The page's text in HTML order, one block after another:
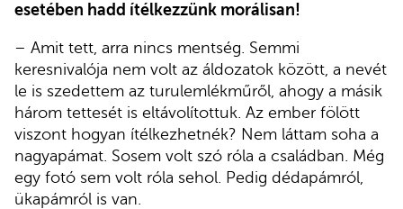
esetében hadd ítélkezzünk morálisan!
– Amit tett, arra nincs mentség. Semmi
keresnivalója nem volt az áldozatok között, a nevét
le is szedettem az turulemlékműről, ahogy a másik
három tettesét is eltávolítottuk. Az ember fölött
viszont hogyan ítélkezhetnék? Nem láttam soha a
nagyapámat. Sosem volt szó róla a családban. Még
egy fotó sem volt róla sehol. Pedig dédapámról,
ükapámról is van.